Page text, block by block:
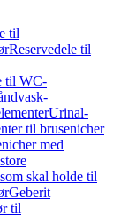
til
Reservedele til
til WC-
Urinal-
til brusenicher
med
skal holde til
Geberit
til